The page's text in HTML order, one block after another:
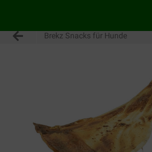
Brekz Snacks für Hunde